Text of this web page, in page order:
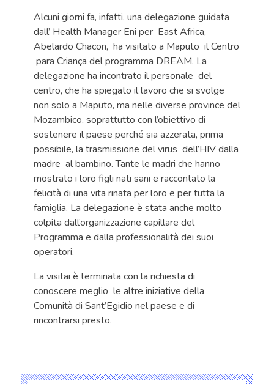
Alcuni giorni fa, infatti, una delegazione guidata
dall’ Health Manager Eni per East Africa,
Abelardo Chacon, ha visitato a Maputo il Centro
para Criança del programma DREAM. La
delegazione ha incontrato il personale del
centro, che ha spiegato il lavoro che si svolge
non solo a Maputo, ma nelle diverse province del
Mozambico, soprattutto con l’obiettivo di
sostenere il paese perché sia azzerata, prima
possibile, la trasmissione del virus dell’HIV dalla
madre al bambino. Tante le madri che hanno
mostrato i loro figli nati sani e raccontato la
felicità di una vita rinata per loro e per tutta la
famiglia. La delegazione è stata anche molto
colpita dall’organizzazione capillare del
Programma e dalla professionalità dei suoi
operatori.
La visitai è terminata con la richiesta di
conoscere meglio le altre iniziative della
Comunità di Sant’Egidio nel paese e di
rincontrarsi presto.